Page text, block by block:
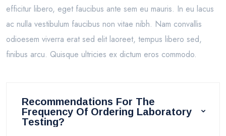
efficitur libero, eget faucibus ante sem eu mauris. In eu lacus
ac nulla vestibulum faucibus non vitae nibh. Nam convallis
odioesem viverra erat sed elit laoreet, tempus libero sed,
finibus arcu. Quisque ultricies ex dictum eros commodo.
Recommendations For The
Frequency Of Ordering Laboratory
Testing?